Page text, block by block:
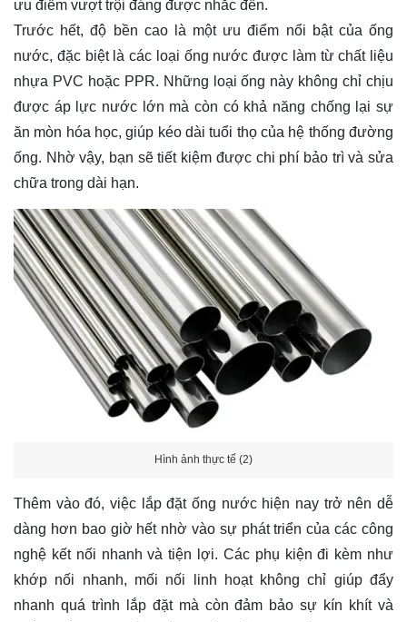
ưu điểm vượt trội đáng được nhắc đến.
Trước hết, độ bền cao là một ưu điểm nổi bật của ống
nước, đặc biệt là các loại ống nước được làm từ chất liệu
nhựa PVC hoặc PPR. Những loại ống này không chỉ chịu
được áp lực nước lớn mà còn có khả năng chống lại sự
ăn mòn hóa học, giúp kéo dài tuổi thọ của hệ thống đường
ống. Nhờ vậy, bạn sẽ tiết kiệm được chi phí bảo trì và sửa
chữa trong dài hạn.
Hình ảnh thực tế (2)
Thêm vào đó, việc lắp đặt ống nước hiện nay trở nên dễ
dàng hơn bao giờ hết nhờ vào sự phát triển của các công
nghệ kết nối nhanh và tiện lợi. Các phụ kiện đi kèm như
khớp nối nhanh, mối nối linh hoạt không chỉ giúp đẩy
nhanh quá trình lắp đặt mà còn đảm bảo sự kín khít và